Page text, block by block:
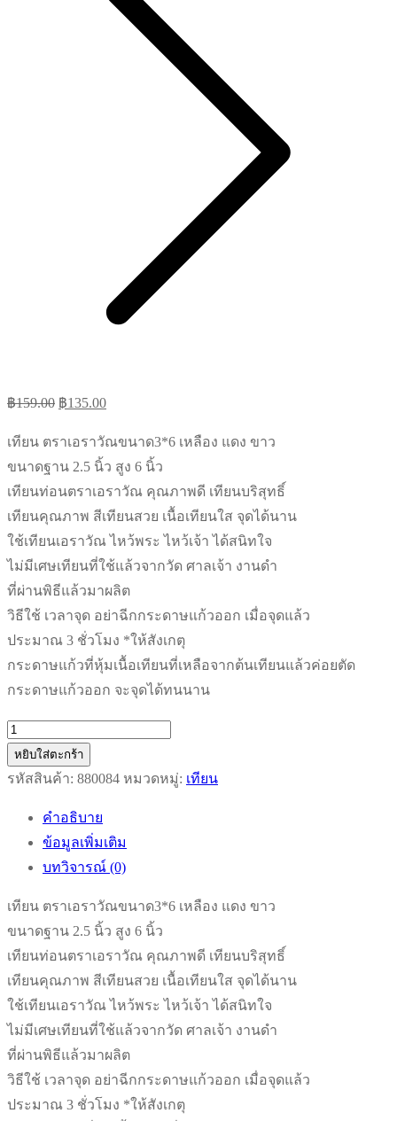
฿159.00 Original
was:
฿159.00.
฿135.00Current
is:
฿135.00.
เทียน ตราเอราวัณขนาด3*6 เหลือง แดง ขาว
ขนาดฐาน 2.5 นิ้ว สูง 6 นิ้ว
เทียนท่อนตราเอราวัณ คุณภาพดี เทียนบริสุทธิ์
เทียนคุณภาพ สีเทียนสวย เนื้อเทียนใส จุดได้นาน
ใช้เทียนเอราวัณ ไหว้พระ ไหว้เจ้า ได้สนิทใจ
ไม่มีเศษเทียนที่ใช้แล้วจากวัด ศาลเจ้า งานดำ
ที่ผ่านพิธีแล้วมาผลิต
วิธีใช้ เวลาจุด อย่าฉีกกระดาษแก้วออก เมื่อจุดแล้ว
ประมาณ 3 ชั่วโมง *ให้สังเกตุ
กระดาษแก้วที่หุ้มเนื้อเทียนที่เหลือจากต้นเทียนแล้วค่อยตัด
กระดาษแก้วออก จะจุดได้ทนนาน
จำนวน
เทียน
ตรา
ขนาด3*6
เหลือง
ขาว
ชิ้น
หยิบใส่ตะกร้า
รหัสสินค้า: 880084 หมวดหมู่: เทียน
คำอธิบาย
ข้อมูลเพิ่มเติม
บทวิจารณ์ (0)
เทียน ตราเอราวัณขนาด3*6 เหลือง แดง ขาว
ขนาดฐาน 2.5 นิ้ว สูง 6 นิ้ว
เทียนท่อนตราเอราวัณ คุณภาพดี เทียนบริสุทธิ์
เทียนคุณภาพ สีเทียนสวย เนื้อเทียนใส จุดได้นาน
ใช้เทียนเอราวัณ ไหว้พระ ไหว้เจ้า ได้สนิทใจ
ไม่มีเศษเทียนที่ใช้แล้วจากวัด ศาลเจ้า งานดำ
ที่ผ่านพิธีแล้วมาผลิต
วิธีใช้ เวลาจุด อย่าฉีกกระดาษแก้วออก เมื่อจุดแล้ว
ประมาณ 3 ชั่วโมง *ให้สังเกตุ